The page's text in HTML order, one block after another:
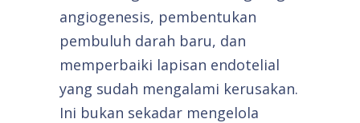
angiogenesis, pembentukan
pembuluh darah baru, dan
memperbaiki lapisan endotelial
yang sudah mengalami kerusakan.
Ini bukan sekadar mengelola